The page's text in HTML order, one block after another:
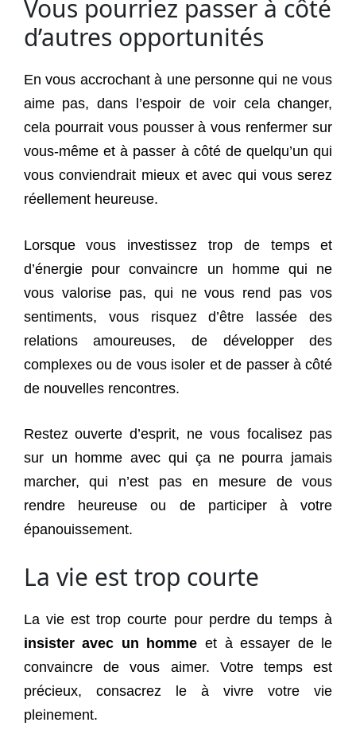
Vous pourriez passer à côté
d’autres opportunités
En vous accrochant à une personne qui ne vous
aime pas, dans l’espoir de voir cela changer,
cela pourrait vous pousser à vous renfermer sur
vous-même et à passer à côté de quelqu’un qui
vous conviendrait mieux et avec qui vous serez
réellement heureuse.
Lorsque vous investissez trop de temps et
d’énergie pour convaincre un homme qui ne
vous valorise pas, qui ne vous rend pas vos
sentiments, vous risquez d’être lassée des
relations amoureuses, de développer des
complexes ou de vous isoler et de passer à côté
de nouvelles rencontres.
Restez ouverte d’esprit, ne vous focalisez pas
sur un homme avec qui ça ne pourra jamais
marcher, qui n’est pas en mesure de vous
rendre heureuse ou de participer à votre
épanouissement.
La vie est trop courte
La vie est trop courte pour perdre du temps à
insister avec un homme et à essayer de le
convaincre de vous aimer. Votre temps est
précieux, consacrez le à vivre votre vie
pleinement.